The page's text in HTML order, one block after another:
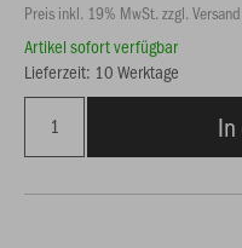
Preis inkl. 19% MwSt. zzgl. Versand
Artikel sofort verfügbar
Lieferzeit: 10 Werktage